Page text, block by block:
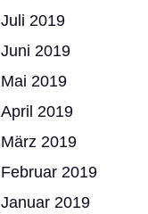
Juli 2019
Juni 2019
Mai 2019
April 2019
März 2019
Februar 2019
Januar 2019